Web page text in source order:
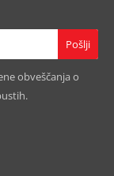
obveščanja o